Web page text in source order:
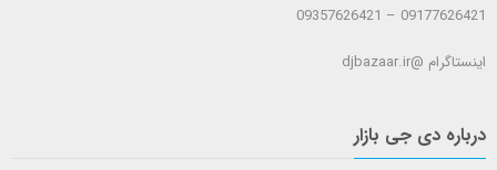
09177626421 – 09357626421
اینستاگرام @djbazaar.ir
درباره دی جی بازار